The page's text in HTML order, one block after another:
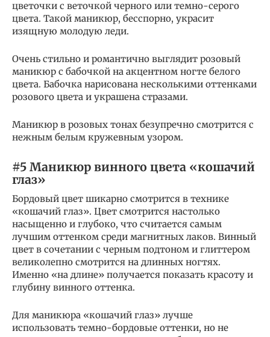
цветочки с веточкой черного или темно-серого
цвета. Такой маникюр, бесспорно, украсит
изящную молодую леди.
Очень стильно и романтично выглядит розовый
маникюр с бабочкой на акцентном ногте белого
цвета. Бабочка нарисована несколькими оттенками
розового цвета и украшена стразами.
Маникюр в розовых тонах безупречно смотрится с
нежным белым кружевным узором.
#5 Маникюр винного цвета «кошачий
глаз»
Бордовый цвет шикарно смотрится в технике
«кошачий глаз». Цвет смотрится настолько
насыщенно и глубоко, что считается самым
лучшим оттенком среди магнитных лаков. Винный
цвет в сочетании с черным подтоном и глиттером
великолепно смотрится на длинных ногтях.
Именно «на длине» получается показать красоту и
глубину винного оттенка.
Для маникюра «кошачий глаз» лучше
использовать темно-бордовые оттенки, но не